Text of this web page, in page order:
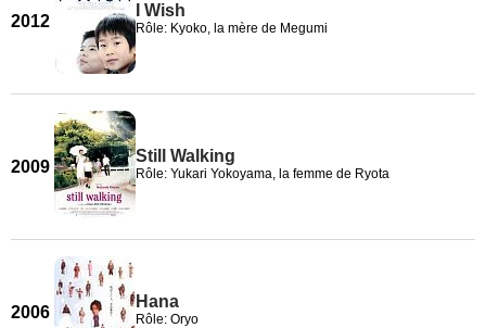
2012
I Wish
Rôle: Kyoko, la mère de Megumi
2009
Still Walking
Rôle: Yukari Yokoyama, la femme de Ryota
2006
Hana
Rôle: Oryo